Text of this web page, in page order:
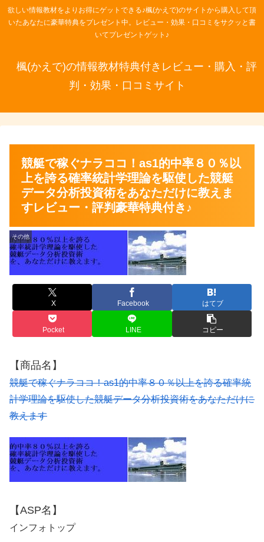
欲しい情報教材をよりお得にゲットできる♪楓(かえで)のサイトから購入して頂
いたあなたに豪華特典をプレゼント中。レビュー・効果・口コミをサクッと書
いてプレゼントゲット♪
楓(かえで)の情報教材特典付きレビュー・購入・評
判・効果・口コミサイト
競艇で稼ぐナラココ！as1的中率８０％以
上を誇る確率統計学理論を駆使した競艇
データ分析投資術をあなただけに教えま
すレビュー・評判豪華特典付き♪
その他
X Facebook はてブ
Pocket LINE コピー
【商品名】
競艇で稼ぐナラココ！as1的中率８０％以上を誇る確率統
計学理論を駆使した競艇データ分析投資術をあなただけに
教えます
【ASP名】
インフォトップ